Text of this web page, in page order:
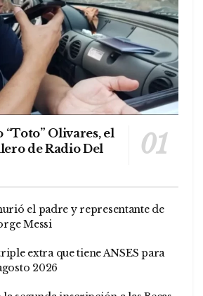
Olivares, el
de Radio Del
el padre y representante de
Messi
extra que tiene ANSES para
2026